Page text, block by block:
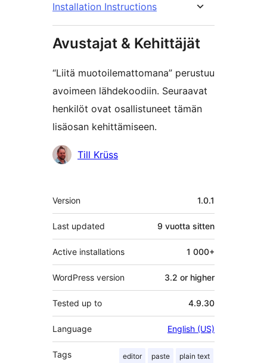
Installation Instructions
Avustajat & Kehittäjät
“Liitä muotoilemattomana” perustuu
avoimeen lähdekoodiin. Seuraavat
henkilöt ovat osallistuneet tämän
lisäosan kehittämiseen.
AvustajatTill Krüss
Metatiedot
Version 1.0.1
Last updated 9 vuotta sitten
Active installations 1 000+
WordPress version 3.2 or higher
Tested up to 4.9.30
Language English (US)
Tags editor paste plain text